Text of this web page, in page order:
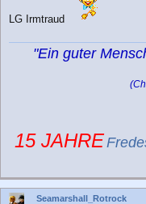
LG Irmtraud
"Ein guter
15 JAHRE
Seamarshall_Rotrock